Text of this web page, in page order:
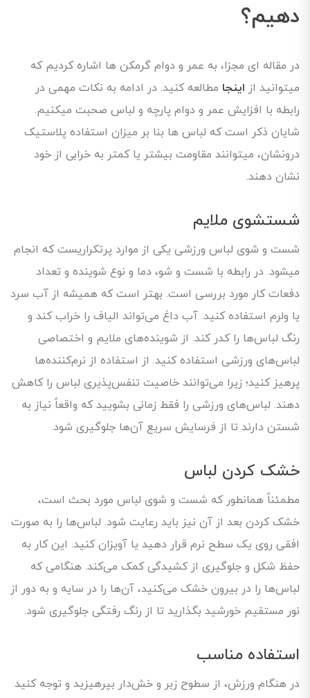
دهیم؟
در مقاله ای مجزا، به عمر و دوام گرمکن ها اشاره کردیم که
میتوانید از اینجا مطالعه کنید. در ادامه به نکات مهمی در
رابطه با افزایش عمر و دوام پارچه و لباس صحبت میکنیم.
شایان ذکر است که لباس ها بنا بر میزان استفاده پلاستیک
درونشان، میتوانند مقاومت بیشتر یا کمتر به خرابی از خود
نشان دهند.
شستشوی ملایم
شست و شوی لباس ورزشی یکی از موارد پرتکراریست که انجام
میشود. در رابطه با شست و شو، دما و نوع شوینده و تعداد
دفعات کار مورد بررسی است. بهتر است که همیشه از آب سرد
یا ولرم استفاده کنید. آب داغ می‌تواند الیاف را خراب کند و
رنگ لباس‌ها را کدر کند. از شوینده‌های ملایم و اختصاصی
لباس‌های ورزشی استفاده کنید. از استفاده از نرم‌کننده‌ها
پرهیز کنید؛ زیرا می‌توانند خاصیت تنفس‌پذیری لباس را کاهش
دهند. لباس‌های ورزشی را فقط زمانی بشویید که واقعاً نیاز به
شستن دارند تا از فرسایش سریع آن‌ها جلوگیری شود.
خشک کردن لباس
مطمئناً همانطور که شست و شوی لباس مورد بحث است،
خشک کردن بعد از آن نیز باید رعایت شود. لباس‌ها را به صورت
افقی روی یک سطح نرم قرار دهید یا آویزان کنید. این کار به
حفظ شکل و جلوگیری از کشیدگی کمک می‌کند. هنگامی که
لباس‌ها را در بیرون خشک می‌کنید، آن‌ها را در سایه و به دور از
نور مستقیم خورشید بگذارید تا از رنگ رفتگی جلوگیری شود.
استفاده مناسب
در هنگام ورزش، از سطوح زبر و خش‌دار بپرهیزید و توجه کنید